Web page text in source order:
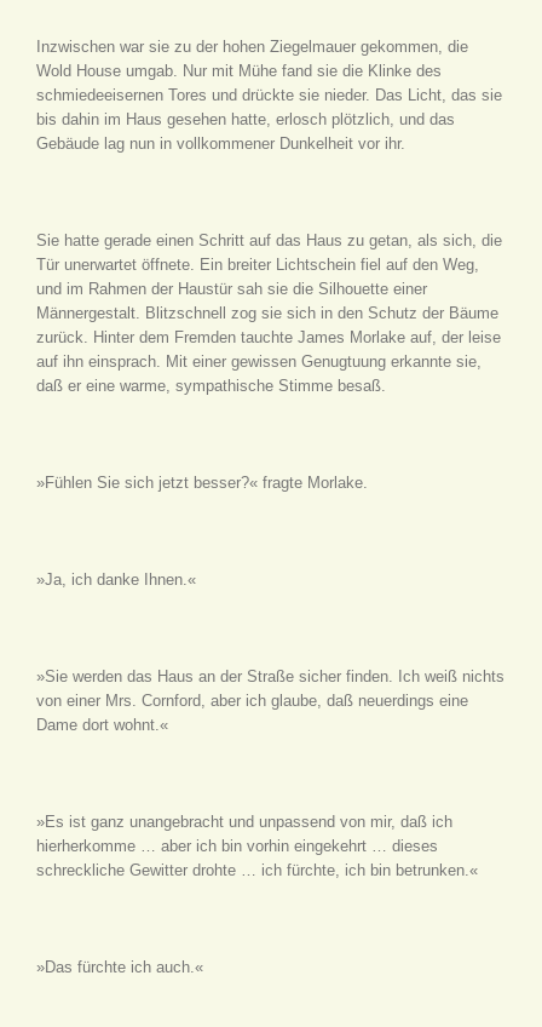
Inzwischen war sie zu der hohen Ziegelmauer gekommen, die
Wold House umgab. Nur mit Mühe fand sie die Klinke des
schmiedeeisernen Tores und drückte sie nieder. Das Licht, das sie
bis dahin im Haus gesehen hatte, erlosch plötzlich, und das
Gebäude lag nun in vollkommener Dunkelheit vor ihr.
Sie hatte gerade einen Schritt auf das Haus zu getan, als sich, die
Tür unerwartet öffnete. Ein breiter Lichtschein fiel auf den Weg,
und im Rahmen der Haustür sah sie die Silhouette einer
Männergestalt. Blitzschnell zog sie sich in den Schutz der Bäume
zurück. Hinter dem Fremden tauchte James Morlake auf, der leise
auf ihn einsprach. Mit einer gewissen Genugtuung erkannte sie,
daß er eine warme, sympathische Stimme besaß.
»Fühlen Sie sich jetzt besser?« fragte Morlake.
»Ja, ich danke Ihnen.«
»Sie werden das Haus an der Straße sicher finden. Ich weiß nichts
von einer Mrs. Cornford, aber ich glaube, daß neuerdings eine
Dame dort wohnt.«
»Es ist ganz unangebracht und unpassend von mir, daß ich
hierherkomme … aber ich bin vorhin eingekehrt … dieses
schreckliche Gewitter drohte … ich fürchte, ich bin betrunken.«
»Das fürchte ich auch.«